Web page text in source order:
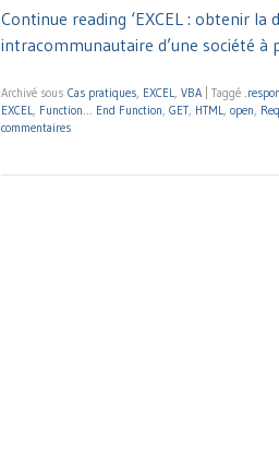
Continue reading ‘EXCEL : obtenir
intracommunautaire d’une société à
Archivé sous Cas pratiques, EXCEL, VBA Taggé
EXCEL, Function… End Function, GET, HTML, open,
commentaires